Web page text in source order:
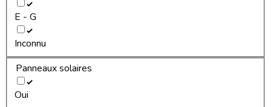
E - G
Inconnu
Panneaux solaires
Oui